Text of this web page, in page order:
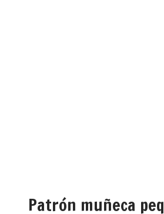
Patrón muñeca